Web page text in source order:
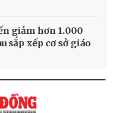
giảm hơn 1.000
sắp xếp cơ sở giáo